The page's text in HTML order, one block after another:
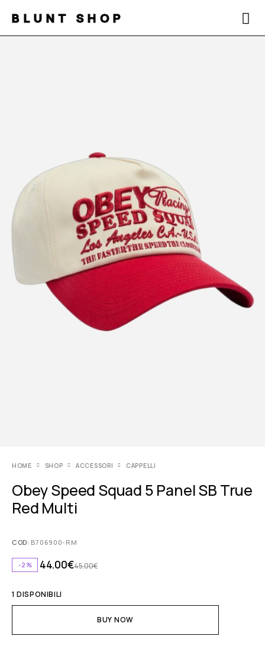
BLUNT SHOP
HOME SHOP ACCESSORI CAPPELLI
Obey Speed Squad 5 Panel SB True
Red Multi
COD: B706900-RM
-2% 45.00€
44.00€
1 DISPONIBILI
BUY NOW